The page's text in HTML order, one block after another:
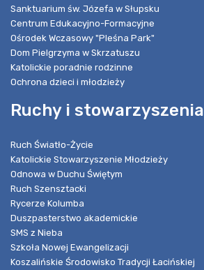
Sanktuarium św. Józefa w Słupsku
Centrum Edukacyjno-Formacyjne
Ośrodek Wczasowy "Pleśna Park"
Dom Pielgrzyma w Skrzatuszu
Katolickie poradnie rodzinne
Ochrona dzieci i młodzieży
Ruchy i stowarzyszenia
Ruch Światło-Życie
Katolickie Stowarzyszenie Młodzieży
Odnowa w Duchu Świętym
Ruch Szensztacki
Rycerze Kolumba
Duszpasterstwo akademickie
SMS z Nieba
Szkoła Nowej Ewangelizacji
Koszalińskie Środowisko Tradycji Łacińskiej